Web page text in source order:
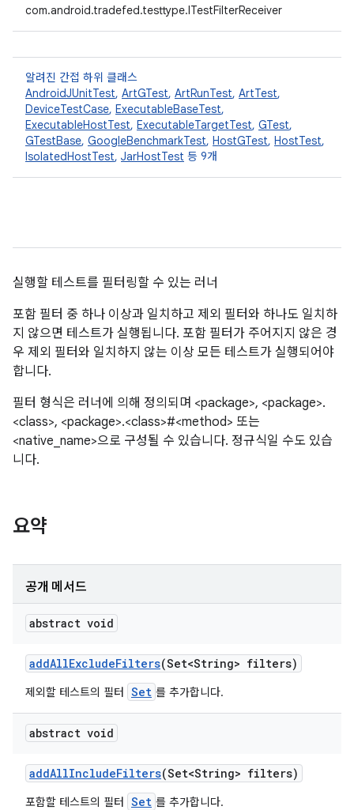
com.android.tradefed.testtype.ITestFilterReceiver
알려진 간접 하위 클래스
AndroidJUnitTest, ArtGTest, ArtRunTest, ArtTest,
DeviceTestCase, ExecutableBaseTest,
ExecutableHostTest, ExecutableTargetTest, GTest,
GTestBase, GoogleBenchmarkTest, HostGTest, HostTest,
IsolatedHostTest, JarHostTest 등 9개
실행할 테스트를 필터링할 수 있는 러너
포함 필터 중 하나 이상과 일치하고 제외 필터와 하나도 일치하
지 않으면 테스트가 실행됩니다. 포함 필터가 주어지지 않은 경
우 제외 필터와 일치하지 않는 이상 모든 테스트가 실행되어야
합니다.
필터 형식은 러너에 의해 정의되며 <package>, <package>.
<class>, <package>.<class>#<method> 또는
<native_name>으로 구성될 수 있습니다. 정규식일 수도 있습
니다.
요약
공개 메서드
abstract void
addAllExcludeFilters(Set<String> filters)
제외할 테스트의 필터 Set 를 추가합니다.
abstract void
addAllIncludeFilters(Set<String> filters)
포함할 테스트의 필터 Set 를 추가합니다.